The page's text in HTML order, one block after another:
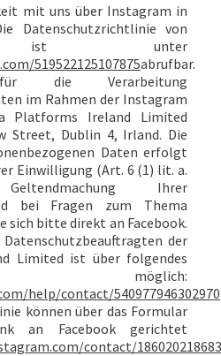
mit uns über Instagram in
Datenschutzrichtlinie von
ist unter
519522125107875abrufbar.
für die Verarbeitung
im Rahmen der Instagram
Platforms Ireland Limited
Street, Dublin 4, Irland. Die
Daten erfolgt
Einwilligung (Art. 6 (1) lit. a.
Ihrer
bei Fragen zum Thema
sich bitte direkt an Facebook.
der
Limited ist über folgendes
möglich:
help/contact/540977946302970
können über das Formular
an Facebook gerichtet
contact/